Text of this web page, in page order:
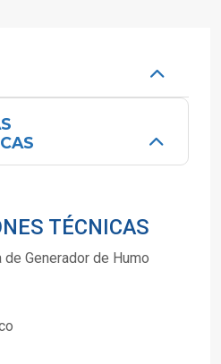
TÉCNICAS
de Generador de Humo